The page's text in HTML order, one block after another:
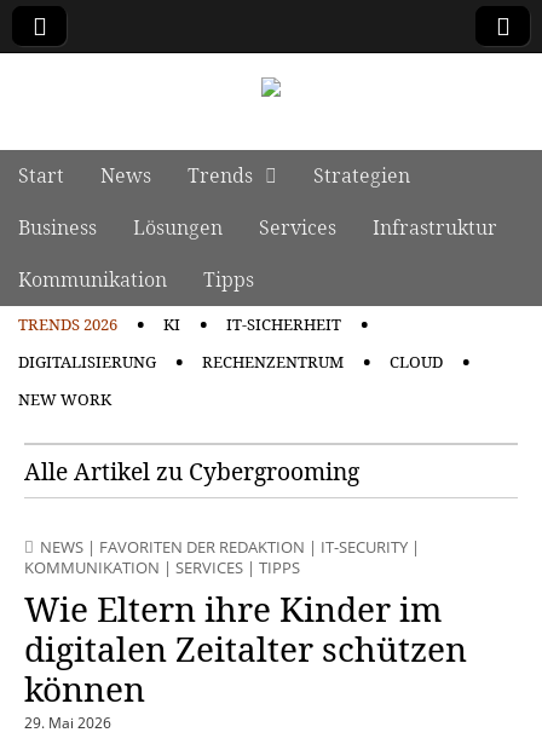
Main menu
Skip to content
Start News Trends
Strategien
Business
Lösungen Services
Infrastruktur
Kommunikation
Tipps
TRENDS 2026 KI
IT-SICHERHEIT
DIGITALISIERUNG
RECHENZENTRUM
CLOUD
NEW WORK
Alle Artikel zu Cybergrooming
NEWS | FAVORITEN DER REDAKTION | IT-SECURITY |
KOMMUNIKATION | SERVICES | TIPPS
Wie Eltern ihre Kinder im
digitalen Zeitalter schützen
können
29. Mai 2026